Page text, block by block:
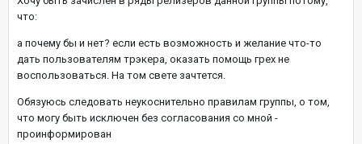
что:
а почему бы и нет? если есть возможность и желание что-то
дать пользователям трэкера, оказать помощь грех не
воспользоваться. На том свете зачтется.
Обязуюсь следовать неукоснительно правилам группы, о том,
что могу быть исключен без согласования со мной -
проинформирован